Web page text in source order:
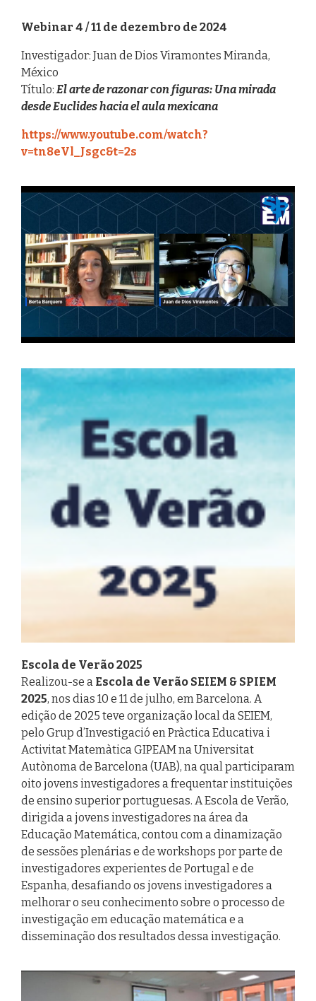
Webinar 4 / 11 de dezembro de 2024
Investigador: Juan de Dios Viramontes Miranda,
México
Título: El arte de razonar con figuras: Una mirada
desde Euclides hacia el aula mexicana
https://www.youtube.com/watch?
v=tn8eVl_Jsgc&t=2s
Escola de Verão 2025
Realizou-se a Escola de Verão SEIEM & SPIEM
2025, nos dias 10 e 11 de julho, em Barcelona. A
edição de 2025 teve organização local da SEIEM,
pelo Grup d’Investigació en Pràctica Educativa i
Activitat Matemàtica GIPEAM na Universitat
Autònoma de Barcelona (UAB), na qual participaram
oito jovens investigadores a frequentar instituições
de ensino superior portuguesas. A Escola de Verão,
dirigida a jovens investigadores na área da
Educação Matemática, contou com a dinamização
de sessões plenárias e de workshops por parte de
investigadores experientes de Portugal e de
Espanha, desafiando os jovens investigadores a
melhorar o seu conhecimento sobre o processo de
investigação em educação matemática e a
disseminação dos resultados dessa investigação.